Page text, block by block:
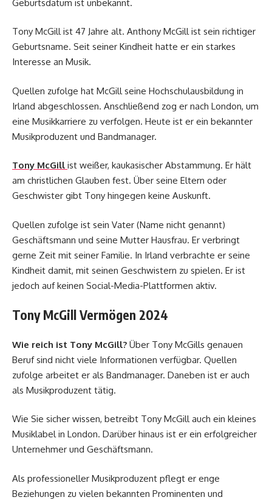
Geburtsdatum ist unbekannt.
Tony McGill ist 47 Jahre alt. Anthony McGill ist sein richtiger
Geburtsname. Seit seiner Kindheit hatte er ein starkes
Interesse an Musik.
Quellen zufolge hat McGill seine Hochschulausbildung in
Irland abgeschlossen. Anschließend zog er nach London, um
eine Musikkarriere zu verfolgen. Heute ist er ein bekannter
Musikproduzent und Bandmanager.
Tony McGill ist weißer, kaukasischer Abstammung. Er hält
am christlichen Glauben fest. Über seine Eltern oder
Geschwister gibt Tony hingegen keine Auskunft.
Quellen zufolge ist sein Vater (Name nicht genannt)
Geschäftsmann und seine Mutter Hausfrau. Er verbringt
gerne Zeit mit seiner Familie. In Irland verbrachte er seine
Kindheit damit, mit seinen Geschwistern zu spielen. Er ist
jedoch auf keinen Social-Media-Plattformen aktiv.
Tony McGill Vermögen 2024
Wie reich ist Tony McGill? Über Tony McGills genauen
Beruf sind nicht viele Informationen verfügbar. Quellen
zufolge arbeitet er als Bandmanager. Daneben ist er auch
als Musikproduzent tätig.
Wie Sie sicher wissen, betreibt Tony McGill auch ein kleines
Musiklabel in London. Darüber hinaus ist er ein erfolgreicher
Unternehmer und Geschäftsmann.
Als professioneller Musikproduzent pflegt er enge
Beziehungen zu vielen bekannten Prominenten und